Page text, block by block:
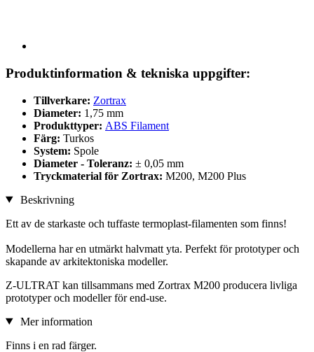
Produktinformation & tekniska uppgifter:
Tillverkare: Zortrax
Diameter: 1,75 mm
Produkttyper: ABS Filament
Färg: Turkos
System: Spole
Diameter - Toleranz: ± 0,05 mm
Tryckmaterial för Zortrax: M200, M200 Plus
Beskrivning
Ett av de starkaste och tuffaste termoplast-filamenten som finns!
Modellerna har en utmärkt halvmatt yta. Perfekt för prototyper och
skapande av arkitektoniska modeller.
Z-ULTRAT kan tillsammans med Zortrax M200 producera livliga
prototyper och modeller för end-use.
Mer information
Finns i en rad färger.